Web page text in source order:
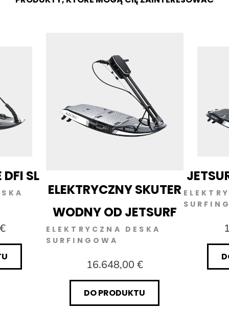
DFI SL
ELEKTRYCZNY SKUTER
WODNY OD JETSURF
ELEKTRYCZNA DESKA
SURFINGOWA
16.648,00 €
DO PRODUKTU